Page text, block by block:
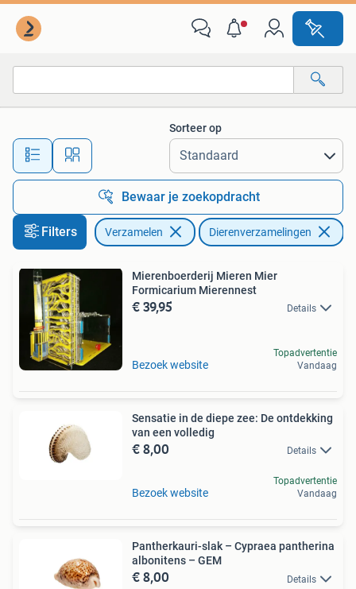
Alle afstanden…
Sorteer op
Bewaar je zoekopdracht
Filters Verzamelen Dierenverzamelingen
Mierenboerderij Mieren Mier
Formicarium Mierennest
€ 39,95 Details
Bezoek website
Topadvertentie
Vandaag
Sensatie in de diepe zee: De ontdekking
van een volledig
€ 8,00 Details
Bezoek website
Topadvertentie
Vandaag
Pantherkauri-slak – Cypraea pantherina
albonitens – GEM
€ 8,00 Details